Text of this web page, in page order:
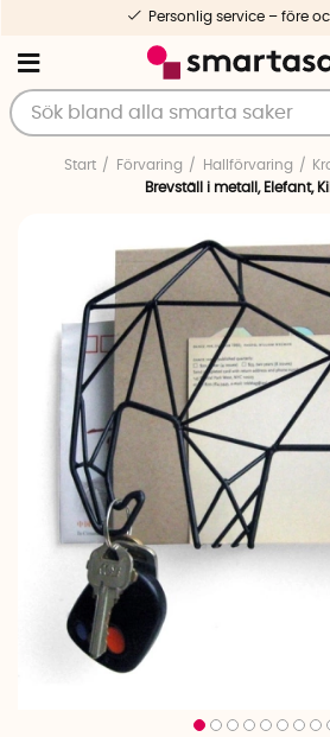
Personlig service – före
Start Förvaring Hallförvaring
Brevställ i metall, Elefant,